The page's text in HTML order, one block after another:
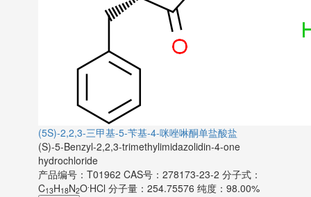
(5S)-2,2,3-三甲基-5-苄基-4-咪唑啉酮单盐酸盐
(S)-5-Benzyl-2,2,3-trimethylimidazolidin-4-one
hydrochloride
产品编号：T01962 CAS号：278173-23-2 分子式：
C13H18N2O.HCl 分子量：254.75576 纯度：98.00%